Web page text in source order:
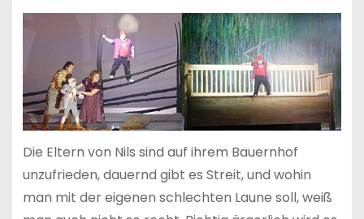
Die Eltern von Nils sind auf ihrem Bauernhof
unzufrieden, dauernd gibt es Streit, und wohin
man mit der eigenen schlechten Laune soll, weiß